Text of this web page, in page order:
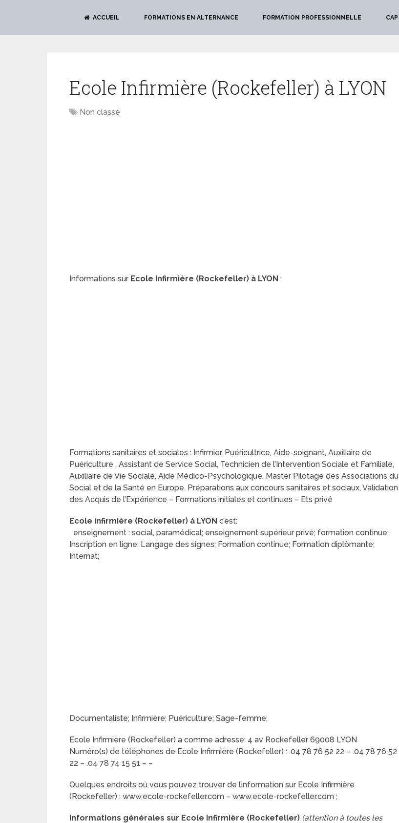
ACCUEIL FORMATIONS EN ALTERNANCE FORMATION PROFESSIONNELLE CAP
Ecole Infirmière (Rockefeller) à LYON
Non classé
Informations sur Ecole Infirmière (Rockefeller) à LYON :
Formations sanitaires et sociales : Infirmier, Puéricultrice, Aide-soignant, Auxiliaire de
Puériculture , Assistant de Service Social, Technicien de l’Intervention Sociale et Familiale,
Auxiliaire de Vie Sociale, Aide Médico-Psychologique. Master Pilotage des Associations du
Social et de la Santé en Europe. Préparations aux concours sanitaires et sociaux, Validation
des Acquis de l’Expérience – Formations initiales et continues – Ets privé
Ecole Infirmière (Rockefeller) à LYON c’est:
enseignement : social, paramédical; enseignement supérieur privé; formation continue;
Inscription en ligne; Langage des signes; Formation continue; Formation diplômante;
Internat;
Documentaliste; Infirmière; Puériculture; Sage-femme;
Ecole Infirmière (Rockefeller) a comme adresse: 4 av Rockefeller 69008 LYON
Numéro(s) de téléphones de Ecole Infirmière (Rockefeller) : .04 78 76 52 22 – .04 78 76 52
22 – .04 78 74 15 51 – –
Quelques endroits où vous pouvez trouver de l’information sur Ecole Infirmière
(Rockefeller) : www.ecole-rockefeller.com – www.ecole-rockefeller.com ;
Informations générales sur Ecole Infirmière (Rockefeller) (attention à toutes les